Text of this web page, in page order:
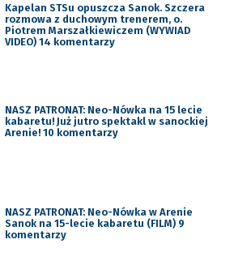
Kapelan STSu opuszcza Sanok. Szczera
rozmowa z duchowym trenerem, o.
Piotrem Marszałkiewiczem (WYWIAD
VIDEO) 14 komentarzy
NASZ PATRONAT: Neo-Nówka na 15 lecie
kabaretu! Już jutro spektakl w sanockiej
Arenie! 10 komentarzy
NASZ PATRONAT: Neo-Nówka w Arenie
Sanok na 15-lecie kabaretu (FILM) 9
komentarzy